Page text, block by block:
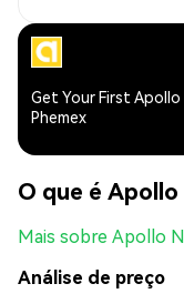
Get Your First Apollo
Phemex
O que é
Mais sobre Apollo
Análise de preço